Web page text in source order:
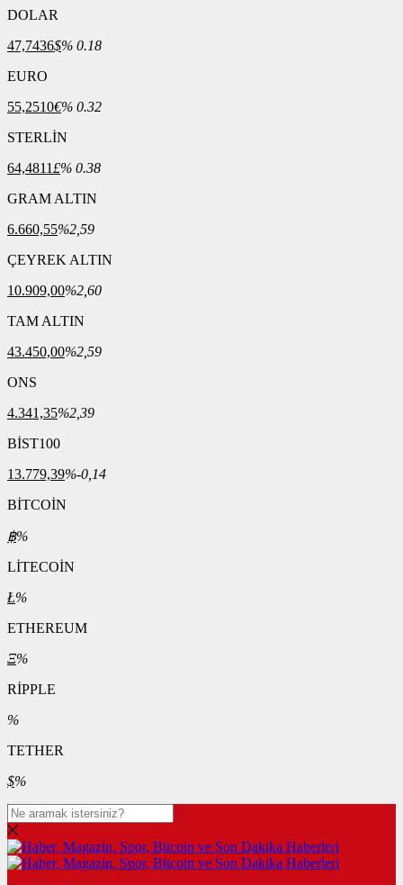
DOLAR
47,7436$% 0.18
EURO
55,2510€% 0.32
STERLİN
64,4811£% 0.38
GRAM ALTIN
6.660,55%2,59
ÇEYREK ALTIN
10.909,00%2,60
TAM ALTIN
43.450,00%2,59
ONS
4.341,35%2,39
BİST100
13.779,39%-0,14
BİTCOİN
฿%
LİTECOİN
Ł%
ETHEREUM
Ξ%
RİPPLE
%
TETHER
$%